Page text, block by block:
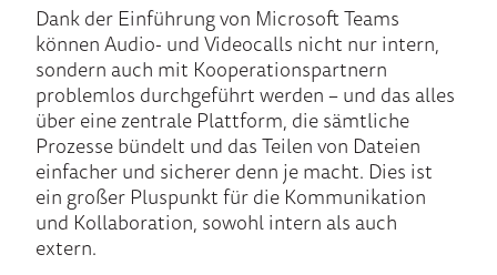
Dank der Einführung von Microsoft Teams
können Audio- und Videocalls nicht nur intern,
sondern auch mit Kooperationspartnern
problemlos durchgeführt werden – und das alles
über eine zentrale Plattform, die sämtliche
Prozesse bündelt und das Teilen von Dateien
einfacher und sicherer denn je macht. Dies ist
ein großer Pluspunkt für die Kommunikation
und Kollaboration, sowohl intern als auch
extern.